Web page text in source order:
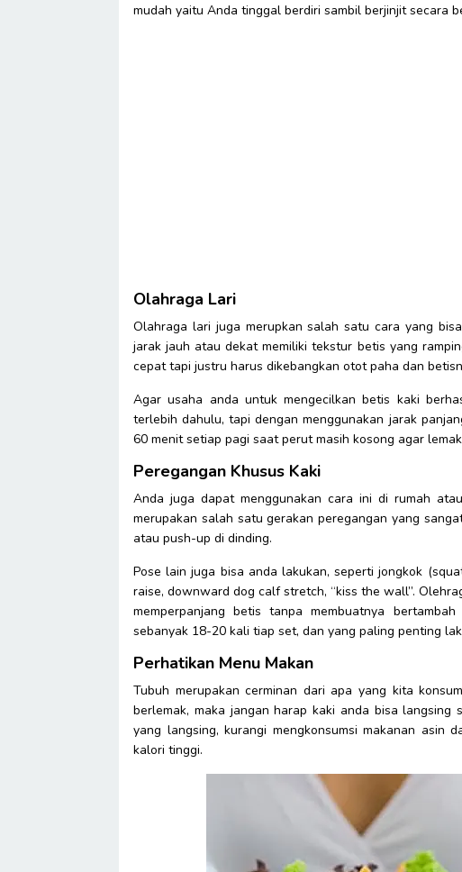
mudah yaitu Anda tinggal berdiri sambil berjinjit secara
Olahraga Lari
Olahraga lari juga merupkan salah satu cara yang
jarak jauh atau dekat memiliki tekstur betis yang
cepat tapi justru harus dikebangkan otot paha dan
Agar usaha anda untuk mengecilkan betis kaki
terlebih dahulu, tapi dengan menggunakan jarak
60 menit setiap pagi saat perut masih kosong agar
Peregangan Khusus Kaki
Anda juga dapat menggunakan cara ini di rumah
merupakan salah satu gerakan peregangan yang
atau push-up di dinding.
Pose lain juga bisa anda lakukan, seperti jongkok
raise, downward dog calf stretch, “kiss the wall”.
memperpanjang betis tanpa membuatnya
sebanyak 18-20 kali tiap set, dan yang paling penting
Perhatikan Menu Makan
Tubuh merupakan cerminan dari apa yang kita
berlemak, maka jangan harap kaki anda bisa
yang langsing, kurangi mengkonsumsi makanan asin
kalori tinggi.